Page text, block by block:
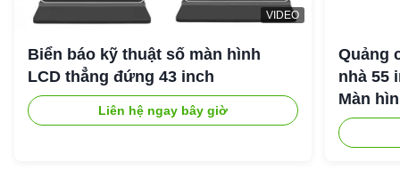
VIDEO
Biển báo kỹ thuật số màn hình
LCD thẳng đứng 43 inch
Liên hệ ngay bây giờ
Quảng
nhà 55
Màn